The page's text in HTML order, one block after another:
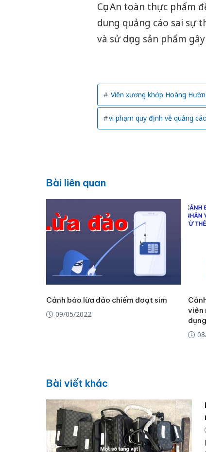
Cục An toàn thực phẩm
dung quảng cáo sai sự
và sử dụng sản phẩm
Viên xương khớp Hoàng
vi phạm quy định về quảng cáo
Bài liên quan
Cảnh báo lừa đảo chiếm đoạt sim
09/05/2022
viên
dụng
Bài viết khác